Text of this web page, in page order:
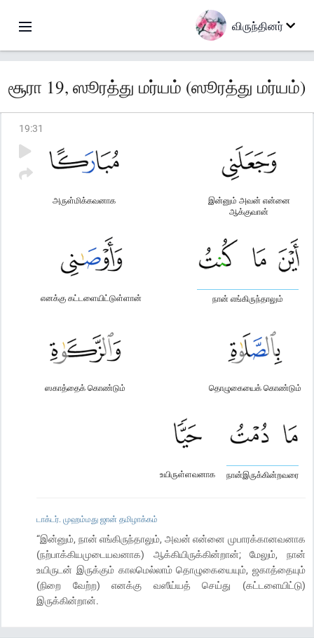
விருந்தினர்
சூரா 19, ஸூரத்து மர்யம் (ஸூரத்து மர்யம்)
19:31
இன்னும் அவன் என்னை
ஆக்குவான்
அருள்மிக்கவனாக
நான் எங்கிருந்தாலும்
எனக்கு கட்டளையிட்டுள்ளான்
தொழுகையைக் கொண்டும்
ஸகாத்தைக் கொண்டும்
நான்இருக்கின்றவரை
உயிருள்ளவனாக
டாக்டர். முஹம்மது ஜான் தமிழாக்கம்
“இன்னும், நான் எங்கிருந்தாலும், அவன் என்னை முபாரக்கானவனாக
(நற்பாக்கியமுடையவனாக) ஆக்கியிருக்கின்றான்; மேலும், நான்
உயிருடன் இருக்கும் காலமெல்லாம் தொழுகையையும், ஜகாத்தையும்
(நிறை வேற்ற) எனக்கு வஸீய்யத் செய்து (கட்டளையிட்டு)
இருக்கின்றான்.